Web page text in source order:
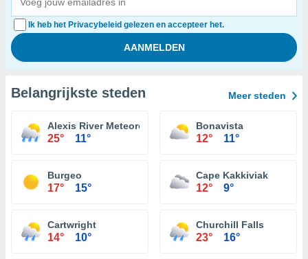
Ik heb het Privacybeleid gelezen en accepteer het.
Belangrijkste steden Meer steden
Alexis River Meteorological Aeronautical Presentation
25° 11°
Bonavista
12° 11°
Burgeo
17° 15°
Cape Kakkiviak
12° 9°
Cartwright
14° 10°
Churchill Falls
23° 16°